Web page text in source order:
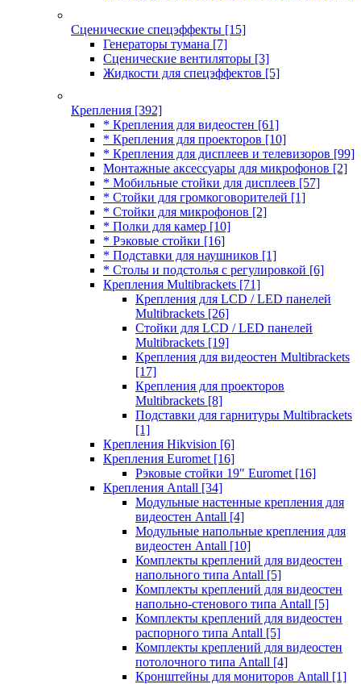
Сценические спецэффекты [15]
Генераторы тумана [7]
Сценические вентиляторы [3]
Жидкости для спецэффектов [5]
Крепления [392]
* Крепления для видеостен [61]
* Крепления для проекторов [10]
* Крепления для дисплеев и телевизоров [99]
Монтажные аксессуары для микрофонов [2]
* Мобильные стойки для дисплеев [57]
* Стойки для громкоговорителей [1]
* Стойки для микрофонов [2]
* Полки для камер [10]
* Рэковые стойки [16]
* Подставки для наушников [1]
* Столы и подстолья с регулировкой [6]
Крепления Multibrackets [71]
Крепления для LCD / LED панелей
Multibrackets [26]
Стойки для LCD / LED панелей
Multibrackets [19]
Крепления для видеостен Multibrackets
[17]
Крепления для проекторов
Multibrackets [8]
Подставки для гарнитуры Multibrackets
[1]
Крепления Hikvision [6]
Крепления Euromet [16]
Рэковые стойки 19" Euromet [16]
Крепления Antall [34]
Модульные настенные крепления для
видеостен Antall [4]
Модульные напольные крепления для
видеостен Antall [10]
Комплекты креплений для видеостен
напольного типа Antall [5]
Комплекты креплений для видеостен
напольно-стенового типа Antall [5]
Комплекты креплений для видеостен
распорного типа Antall [5]
Комплекты креплений для видеостен
потолочного типа Antall [4]
Кронштейны для мониторов Antall [1]